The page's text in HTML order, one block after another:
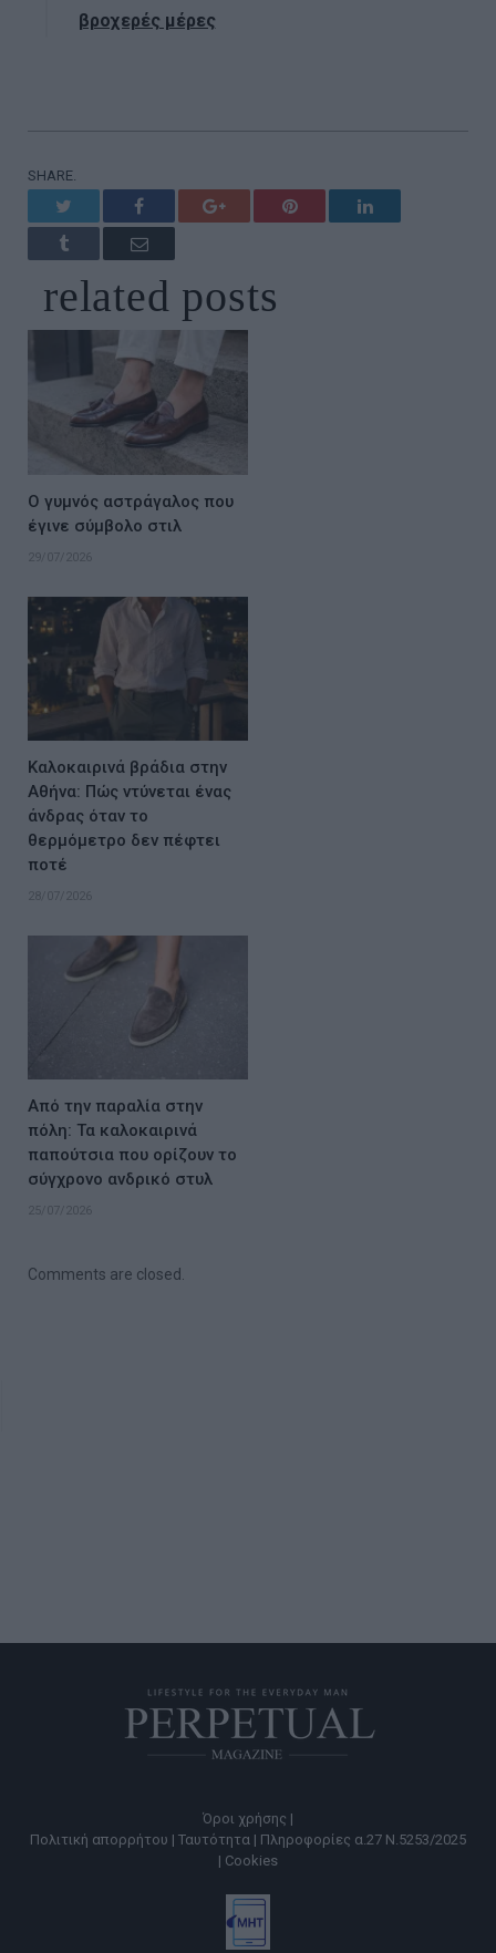
βροχερές μέρες
SHARE.
Facebook Google+ Pinterest LinkedIn
Tumblr Email
related posts
Ο γυμνός αστράγαλος που
έγινε σύμβολο στιλ
29/07/2026
Καλοκαιρινά βράδια στην
Αθήνα: Πώς ντύνεται ένας
άνδρας όταν το
θερμόμετρο δεν πέφτει
ποτέ
28/07/2026
Από την παραλία στην
πόλη: Τα καλοκαιρινά
παπούτσια που ορίζουν το
σύγχρονο ανδρικό στυλ
25/07/2026
Comments are closed.
Όροι χρήσης |
Πολιτική απορρήτου | Ταυτότητα | Πληροφορίες α.27 Ν.5253/2025
| Cookies